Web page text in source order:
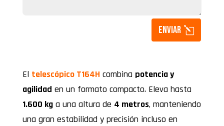
Enviar
El telescópico T164H combina potencia y
agilidad en un formato compacto. Eleva hasta
1.600 kga una altura de 4 metros, manteniendo
una gran estabilidad y precisión incluso en